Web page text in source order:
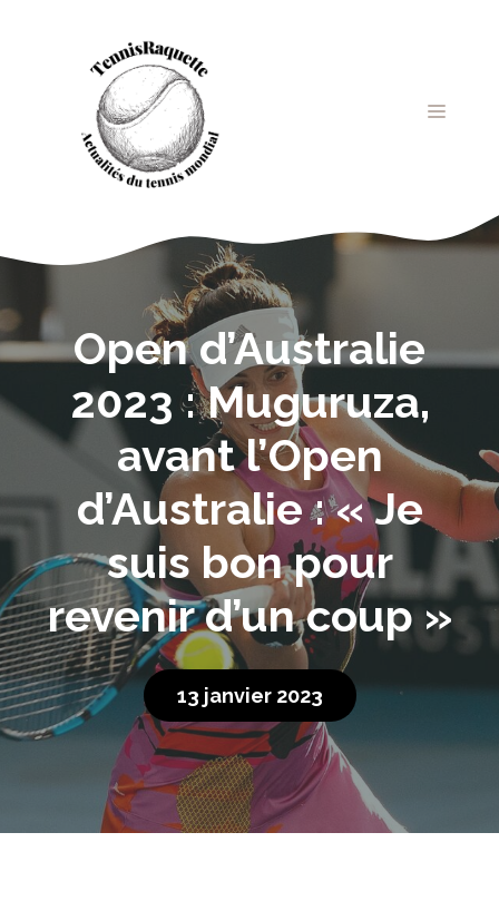
MENU
Open d’Australie
2023 : Muguruza,
avant l’Open
d’Australie : « Je
suis bon pour
revenir d’un coup »
13 janvier 2023